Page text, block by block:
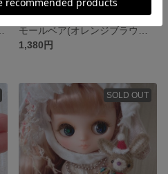
1,380円
SOLD OUT